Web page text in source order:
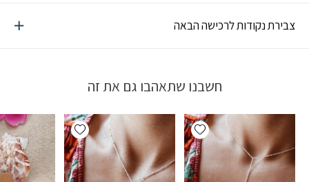
צבירת נקודות לרכישה הבאה
חשבנו שתאהבו גם את זה
Add wishlist
Add wishlist